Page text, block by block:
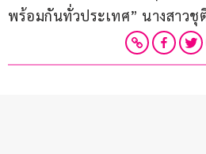
พร้อมกันทั่วประเทศ” นางสาวชุ